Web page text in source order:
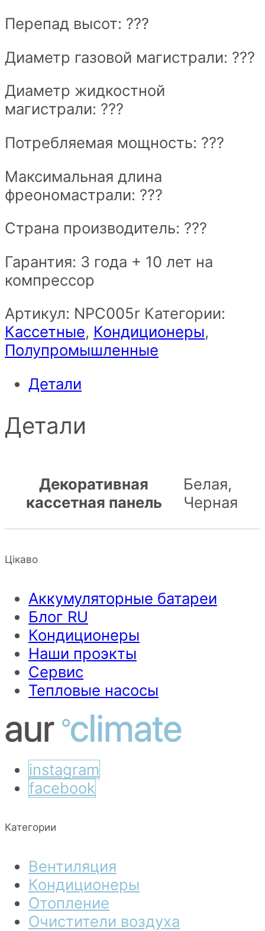
Перепад высот: ???
Диаметр газовой магистрали: ???
Диаметр жидкостной
магистрали: ???
Потребляемая мощность: ???
Максимальная длина
фреономастрали: ???
Страна производитель: ???
Гарантия: 3 года + 10 лет на
компрессор
Артикул: NPС005r Категории:
Кассетные, Кондиционеры,
Полупромышленные
Детали
Детали
Декоративная
кассетная панель
Белая,
Черная
Цікаво
Аккумуляторные батареи
Блог RU
Кондиционеры
Наши проэкты
Сервис
Тепловые насосы
instagram
facebook
Категории
Вентиляция
Кондиционеры
Отопление
Очистители воздуха